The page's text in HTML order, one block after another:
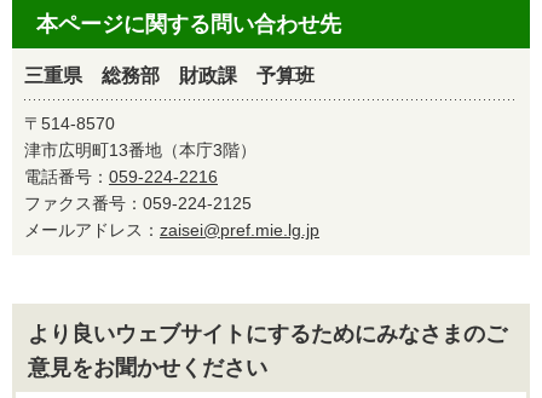
本ページに関する問い合わせ先
三重県 総務部 財政課 予算班
〒514-8570
津市広明町13番地（本庁3階）
電話番号： 059-224-2216
ファクス番号：059-224-2125
メールアドレス： zaisei@pref.mie.lg.jp
より良いウェブサイトにするためにみなさまのご
意見をお聞かせください